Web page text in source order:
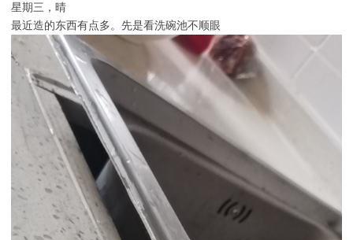
星期三，晴
最近造的东西有点多。先是看洗碗池不顺眼